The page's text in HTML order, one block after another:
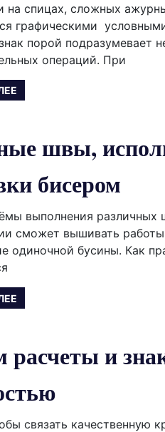
на спицах, сложных
графическими
порой подразумевает
операций. При
швы,
бисером
выполнения различных
сможет вышивать
одиночной бусины. Как
расчеты и
связать качественную